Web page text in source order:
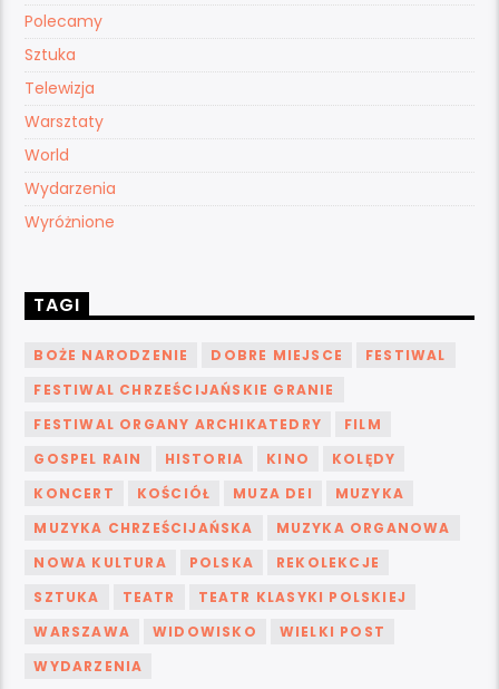
Polecamy
Sztuka
Telewizja
Warsztaty
World
Wydarzenia
Wyróżnione
TAGI
BOŻE NARODZENIE DOBRE MIEJSCE
FESTIWAL
FESTIWAL CHRZEŚCIJAŃSKIE GRANIE
FESTIWAL ORGANY ARCHIKATEDRY
FILM
GOSPEL RAIN
HISTORIA KINO
KOLĘDY
KONCERT
KOŚCIÓŁ MUZA DEI
MUZYKA
MUZYKA CHRZEŚCIJAŃSKA
MUZYKA ORGANOWA
NOWA KULTURA
POLSKA
REKOLEKCJE
SZTUKA
TEATR
TEATR KLASYKI POLSKIEJ
WARSZAWA
WIDOWISKO
WIELKI POST
WYDARZENIA